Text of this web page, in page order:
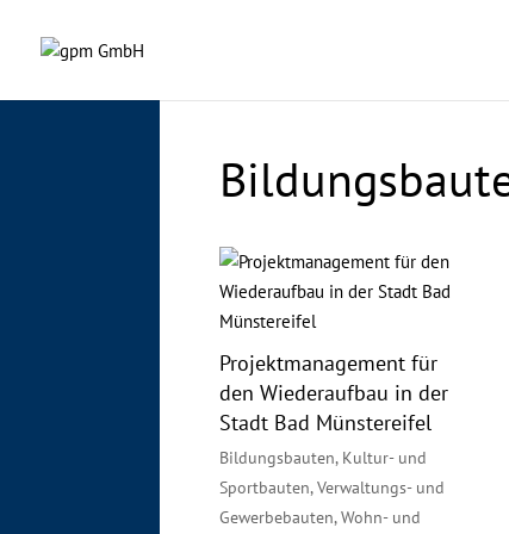
Projektmanagement für
den Wiederaufbau in der
Stadt Bad Münstereifel
Bildungsbauten, Kultur- und
Sportbauten,Verwaltungs- und
Gewerbebauten,Wohn- und